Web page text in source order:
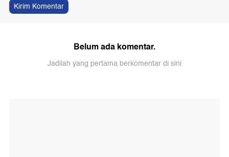
Kirim Komentar
Belum ada komentar.
Jadilah yang pertama berkomentar di sini